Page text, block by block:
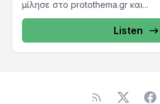
μίλησε στο protothema.gr και...
Listen